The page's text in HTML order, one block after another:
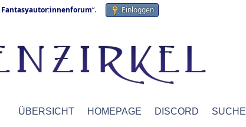
“. Einloggen
ÜBERSICHT HOMEPAGE DISCORD SUCHE